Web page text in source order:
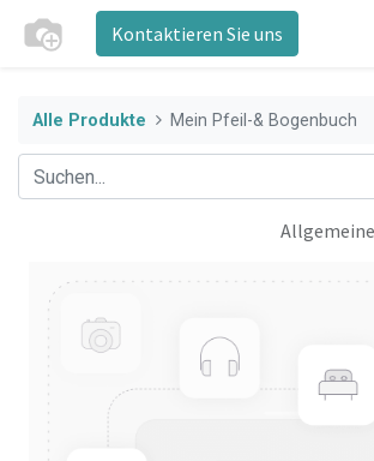
Kontaktieren Sie uns
Alle Produkte Mein Pfeil-& Bogenbuch